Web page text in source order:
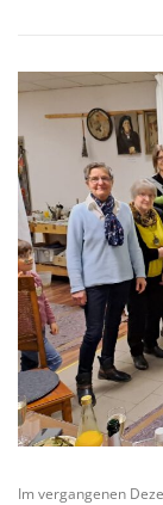
Im vergangenen